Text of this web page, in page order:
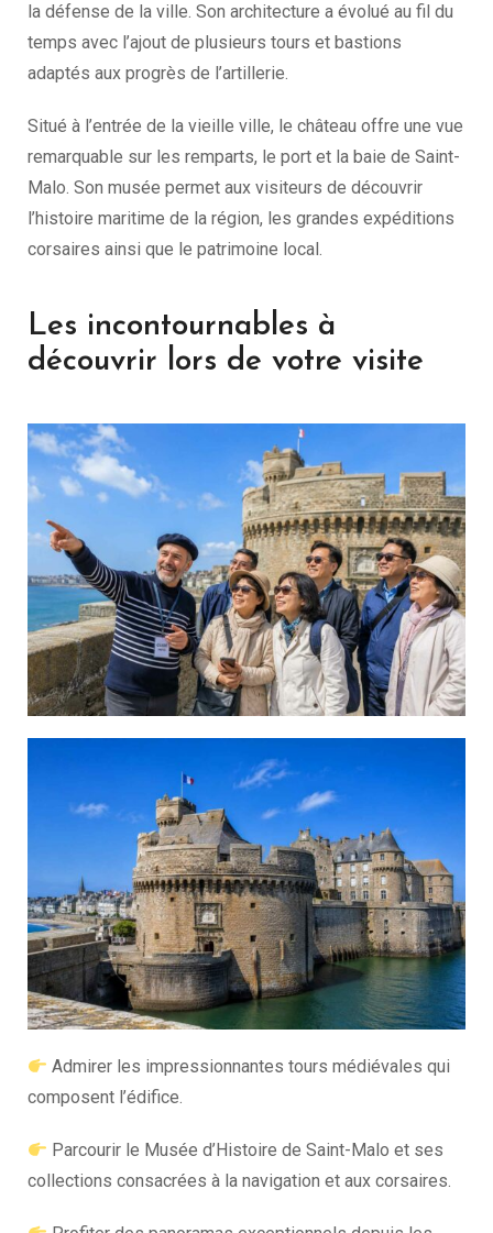
la défense de la ville. Son architecture a évolué au fil du
temps avec l’ajout de plusieurs tours et bastions
adaptés aux progrès de l’artillerie.
Situé à l’entrée de la vieille ville, le château offre une vue
remarquable sur les remparts, le port et la baie de Saint-
Malo. Son musée permet aux visiteurs de découvrir
l’histoire maritime de la région, les grandes expéditions
corsaires ainsi que le patrimoine local.
Les incontournables à
découvrir lors de votre visite
Admirer les impressionnantes tours médiévales qui
composent l’édifice.
Parcourir le Musée d’Histoire de Saint-Malo et ses
collections consacrées à la navigation et aux corsaires.